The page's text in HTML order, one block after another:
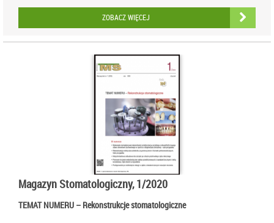
ZOBACZ WIĘCEJ
Magazyn Stomatologiczny, 1/2020
TEMAT NUMERU – Rekonstrukcje stomatologiczne